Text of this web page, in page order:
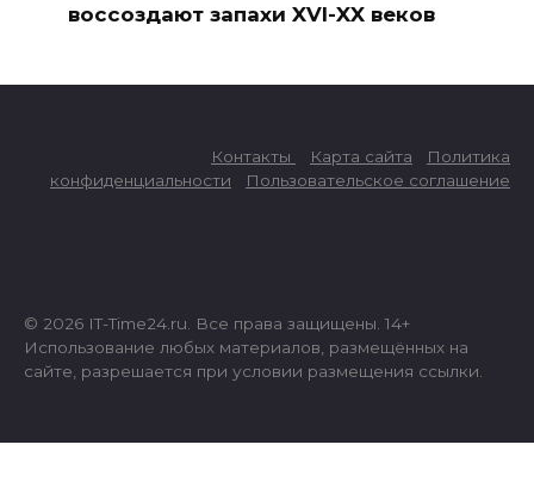
воссоздают запахи XVI-XX веков
Контакты Карта сайта
Политика
конфиденциальности
Пользовательское соглашение
© 2026 IT-Time24.ru. Все права защищены. 14+
Использование любых материалов, размещённых на
сайте, разрешается при условии размещения ссылки.